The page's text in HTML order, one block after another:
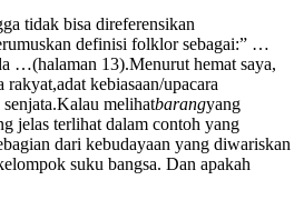
tidak bisa direferensikan
definisi folklor sebagai:” …
…(halaman 13).Menurut hemat saya,
rakyat,adat kebiasaan/upacara
melihatbarangyang
jelas terlihat dalam contoh yang
dari kebudayaan yang diwariskan
suku bangsa. Dan apakah